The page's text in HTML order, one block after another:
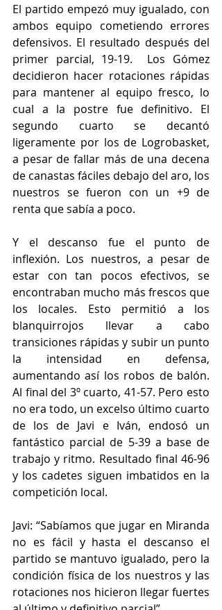
El partido empezó muy igualado, con
ambos equipo cometiendo errores
defensivos. El resultado después del
primer parcial, 19-19.  Los Gómez
decidieron hacer rotaciones rápidas
para mantener al equipo fresco, lo
cual a la postre fue definitivo. El
segundo cuarto se decantó
ligeramente por los de Logrobasket,
a pesar de fallar más de una decena
de canastas fáciles debajo del aro, los
nuestros se fueron con un +9 de
renta que sabía a poco.
Y el descanso fue el punto de
inflexión. Los nuestros, a pesar de
estar con tan pocos efectivos, se
encontraban mucho más frescos que
los locales. Esto permitió a los
blanquirrojos llevar a cabo
transiciones rápidas y subir un punto
la intensidad en defensa,
aumentando así los robos de balón.
Al final del 3º cuarto, 41-57. Pero esto
no era todo, un excelso último cuarto
de los de Javi e Iván, endosó un
fantástico parcial de 5-39 a base de
trabajo y ritmo. Resultado final 46-96
y los cadetes siguen imbatidos en la
competición local.
Javi: “Sabíamos que jugar en Miranda
no es fácil y hasta el descanso el
partido se mantuvo igualado, pero la
condición física de los nuestros y las
rotaciones nos hicieron llegar fuertes